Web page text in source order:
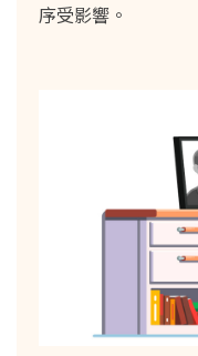
序受影響。